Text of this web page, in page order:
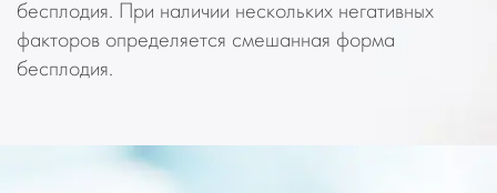
бесплодия. При наличии нескольких негативных
факторов определяется смешанная форма
бесплодия.